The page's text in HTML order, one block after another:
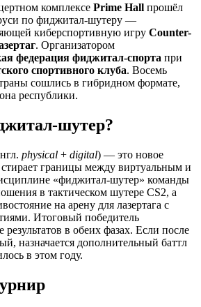
комплексе Prime Hall прошёл
по фиджитал-шутеру —
киберспортивную игру Counter-
. Организатором
федерация фиджитал-спорта при
спортивного клуба. Восемь
сошлись в гибридном формате,
республики.
шутер?
physical + digital) — это новое
стирает границы между виртуальным и
«фиджитал-шутер» команды
в тактическом шутере CS2, а
на арену для лазертага с
Итоговый победитель
результатов в обеих фазах. Если после
назначается дополнительный баттл
в этом году.